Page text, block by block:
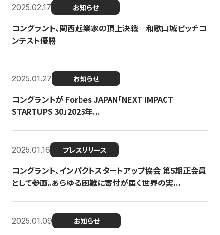
2025.02.17 お知らせ
コングラント、関西起業家の頂上決戦 和歌山城ピッチコ
ンテスト優勝
2025.01.27 お知らせ
コングラントが Forbes JAPAN「NEXT IMPACT
STARTUPS 30」2025年...
2025.01.16 プレスリリース
コングラント、インパクトスタートアップ協会 第5期正会員
として参画。あらゆる困難に寄付が届く世界の実...
2025.01.09 お知らせ